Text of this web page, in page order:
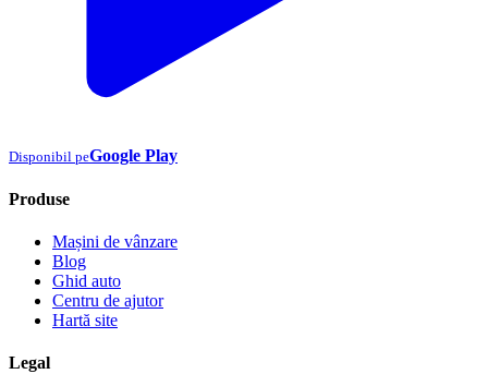
Disponibil peGoogle Play
Produse
Mașini de vânzare
Blog
Ghid auto
Centru de ajutor
Hartă site
Legal